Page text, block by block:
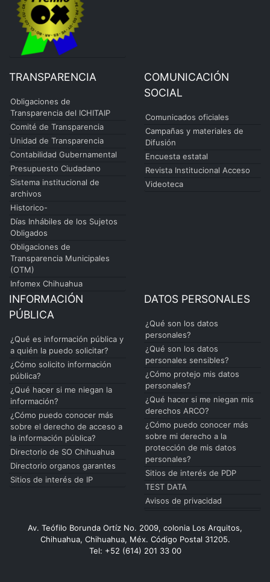
TRANSPARENCIA
Obligaciones de
Transparencia del ICHITAIP
Comité de Transparencia
Unidad de Transparencia
Contabilidad Gubernamental
Presupuesto Ciudadano
Sistema institucional de
archivos
Historico-
Días Inhábiles de los Sujetos
Obligados
Obligaciones de
Transparencia Municipales
(OTM)
Infomex Chihuahua
COMUNICACIÓN
SOCIAL
Comunicados oficiales
Campañas y materiales de
Difusión
Encuesta estatal
Revista Institucional Acceso
Videoteca
INFORMACIÓN
PÚBLICA
¿Qué es información pública y
a quién la puedo solicitar?
¿Cómo solicito información
pública?
¿Qué hacer si me niegan la
información?
¿Cómo puedo conocer más
sobre el derecho de acceso a
la información pública?
Directorio de SO Chihuahua
Directorio organos garantes
Sitios de interés de IP
DATOS PERSONALES
¿Qué son los datos
personales?
¿Qué son los datos
personales sensibles?
¿Cómo protejo mis datos
personales?
¿Qué hacer si me niegan mis
derechos ARCO?
¿Cómo puedo conocer más
sobre mi derecho a la
protección de mis datos
personales?
Sitios de interés de PDP
TEST DATA
Avisos de privacidad
Av. Teófilo Borunda Ortíz No. 2009, colonia Los Arquitos,
Chihuahua, Chihuahua, Méx. Código Postal 31205.
Tel: +52 (614) 201 33 00